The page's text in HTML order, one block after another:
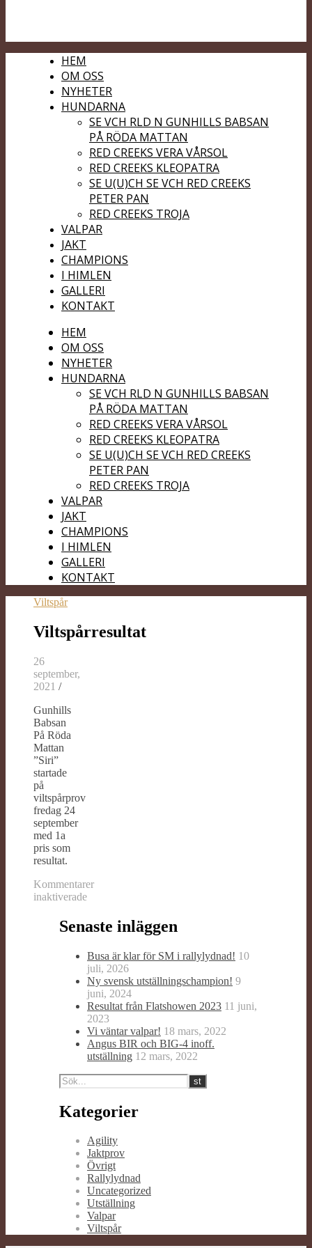
HEM
OM OSS
NYHETER
HUNDARNA
SE VCH RLD N GUNHILLS BABSAN
PÅ RÖDA MATTAN
RED CREEKS VERA VÅRSOL
RED CREEKS KLEOPATRA
SE U(U)CH SE VCH RED CREEKS
PETER PAN
RED CREEKS TROJA
VALPAR
JAKT
CHAMPIONS
I HIMLEN
GALLERI
KONTAKT
HEM
OM OSS
NYHETER
HUNDARNA
SE VCH RLD N GUNHILLS BABSAN
PÅ RÖDA MATTAN
RED CREEKS VERA VÅRSOL
RED CREEKS KLEOPATRA
SE U(U)CH SE VCH RED CREEKS
PETER PAN
RED CREEKS TROJA
VALPAR
JAKT
CHAMPIONS
I HIMLEN
GALLERI
KONTAKT
Viltspår
Viltspårresultat
26
september,
2021 /
Gunhills
Babsan
På Röda
Mattan
”Siri”
startade
på
viltspårprov
fredag 24
september
med 1a
pris som
resultat.
Kommentarer
inaktiverade
Viltspårresultat
Senaste inläggen
Busa är klar för SM i rallylydnad! 10
juli, 2026
Ny svensk utställningschampion! 9
juni, 2024
Resultat från Flatshowen 2023 11 juni,
2023
Vi väntar valpar! 18 mars, 2022
Angus BIR och BIG-4 inoff.
utställning 12 mars, 2022
Kategorier
Agility
Jaktprov
Övrigt
Rallylydnad
Uncategorized
Utställning
Valpar
Viltspår